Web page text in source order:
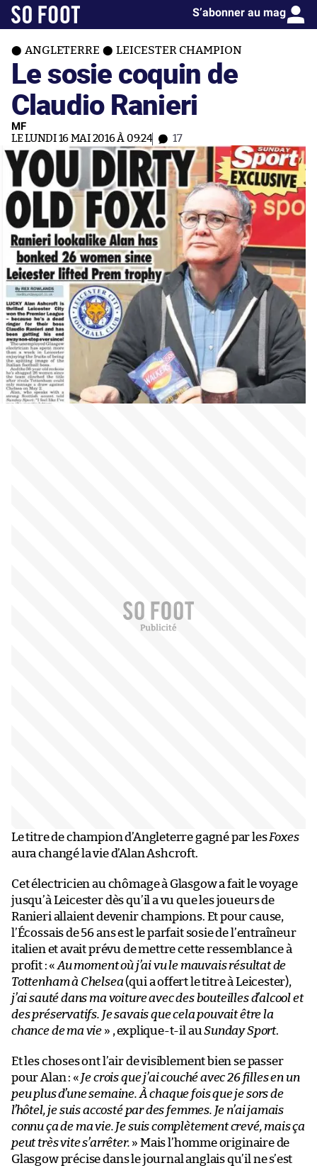
S’abonner au mag
ANGLETERRE LEICESTER CHAMPION
Le sosie coquin de
Claudio Ranieri
MF
LE LUNDI 16 MAI 2016 À 09:24 17
Le titre de champion d’Angleterre gagné par lesFoxes
aura changé la vie d’Alan Ashcroft.
Cet électricien au chômage à Glasgow a fait le voyage
jusqu’à Leicester dès qu’il a vu que les joueurs de
Ranieri allaient devenir champions. Et pour cause,
l’Écossais de 56 ans est le parfait sosie de l’entraîneur
italien et avait prévu de mettre cette ressemblance à
profit : «Au moment où j’ai vu le mauvais résultat de
Tottenham à Chelsea(qui a offert le titre à Leicester),
j’ai sauté dans ma voiture avec des bouteilles d’alcool et
des préservatifs. Je savais que cela pouvait être la
chance de ma vie » , explique-t-il auSunday Sport.
Et les choses ont l’air de visiblement bien se passer
pour Alan : « Je crois que j’ai couché avec 26 filles en un
peu plus d’une semaine. À chaque fois que je sors de
l’hôtel, je suis accosté par des femmes. Je n’ai jamais
connu ça de ma vie. Je suis complètement crevé, mais ça
peut très vite s’arrêter. » Mais l’homme originaire de
Glasgow précise dans le journal anglais qu’il ne s’est